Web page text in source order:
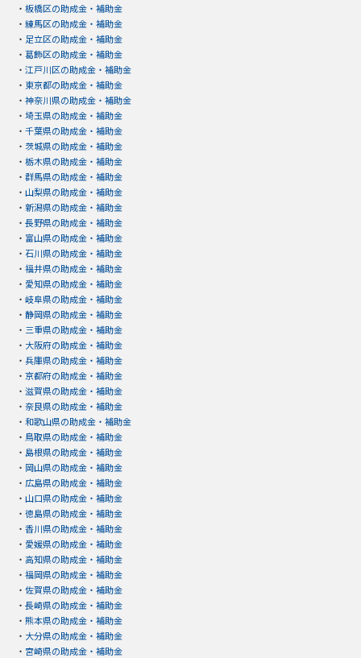
・ 板橋区の助成金・補助金
・ 練馬区の助成金・補助金
・ 足立区の助成金・補助金
・ 葛飾区の助成金・補助金
・ 江戸川区の助成金・補助金
・ 東京都の助成金・補助金
・ 神奈川県の助成金・補助金
・ 埼玉県の助成金・補助金
・ 千葉県の助成金・補助金
・ 茨城県の助成金・補助金
・ 栃木県の助成金・補助金
・ 群馬県の助成金・補助金
・ 山梨県の助成金・補助金
・ 新潟県の助成金・補助金
・ 長野県の助成金・補助金
・ 富山県の助成金・補助金
・ 石川県の助成金・補助金
・ 福井県の助成金・補助金
・ 愛知県の助成金・補助金
・ 岐阜県の助成金・補助金
・ 静岡県の助成金・補助金
・ 三重県の助成金・補助金
・ 大阪府の助成金・補助金
・ 兵庫県の助成金・補助金
・ 京都府の助成金・補助金
・ 滋賀県の助成金・補助金
・ 奈良県の助成金・補助金
・ 和歌山県の助成金・補助金
・ 鳥取県の助成金・補助金
・ 島根県の助成金・補助金
・ 岡山県の助成金・補助金
・ 広島県の助成金・補助金
・ 山口県の助成金・補助金
・ 徳島県の助成金・補助金
・ 香川県の助成金・補助金
・ 愛媛県の助成金・補助金
・ 高知県の助成金・補助金
・ 福岡県の助成金・補助金
・ 佐賀県の助成金・補助金
・ 長崎県の助成金・補助金
・ 熊本県の助成金・補助金
・ 大分県の助成金・補助金
・ 宮崎県の助成金・補助金